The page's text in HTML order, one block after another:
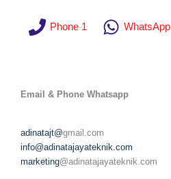
Phone 1 WhatsApp
Email & Phone Whatsapp
adinatajt@gmail.com
info@adinatajayateknik.com
marketing@adinatajayateknik.com